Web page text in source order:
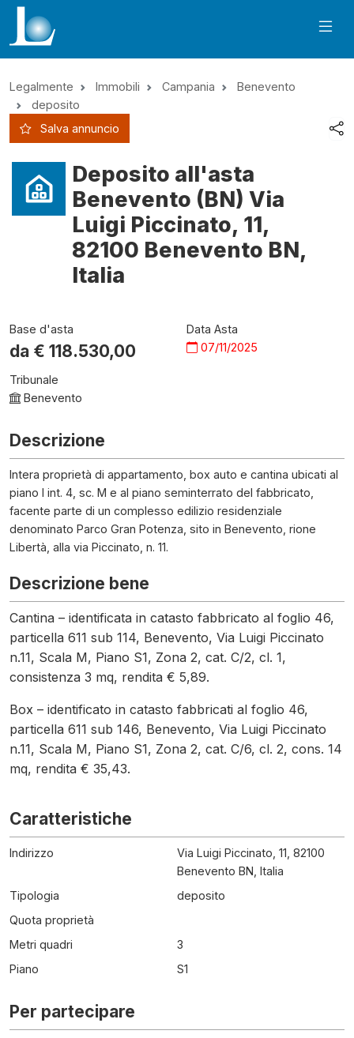
Legalmente Immobili Campania
Benevento
deposito
Salva annuncio
Deposito all'asta
Benevento (BN) Via
Luigi Piccinato, 11,
82100 Benevento BN,
Italia
Base d'asta
da € 118.530,00
Data Asta
07/11/2025
Tribunale
Benevento
Descrizione
Intera proprietà di appartamento, box auto e cantina ubicati al
piano I int. 4, sc. M e al piano seminterrato del fabbricato,
facente parte di un complesso edilizio residenziale
denominato Parco Gran Potenza, sito in Benevento, rione
Libertà, alla via Piccinato, n. 11.
Descrizione bene
Cantina – identificata in catasto fabbricato al foglio 46,
particella 611 sub 114, Benevento, Via Luigi Piccinato
n.11, Scala M, Piano S1, Zona 2, cat. C/2, cl. 1,
consistenza 3 mq, rendita € 5,89.
Box – identificato in catasto fabbricati al foglio 46,
particella 611 sub 146, Benevento, Via Luigi Piccinato
n.11, Scala M, Piano S1, Zona 2, cat. C/6, cl. 2, cons. 14
mq, rendita € 35,43.
Caratteristiche
Indirizzo
Via Luigi Piccinato, 11, 82100
Benevento BN, Italia
Tipologia
deposito
Quota proprietà
Metri quadri
3
Piano
S1
Per partecipare